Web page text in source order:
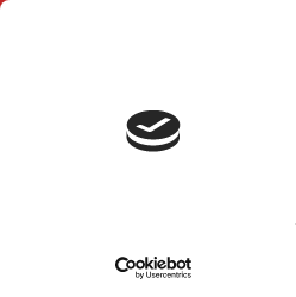
IMAGES